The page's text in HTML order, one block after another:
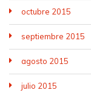
octubre 2015
septiembre 2015
agosto 2015
julio 2015